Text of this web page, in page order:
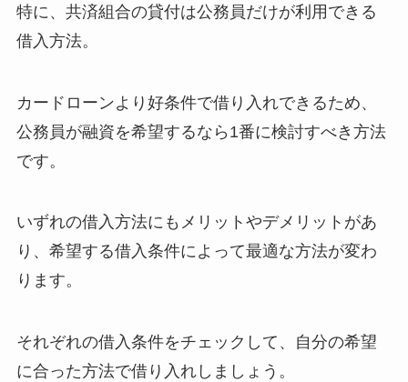
特に、共済組合の貸付は公務員だけが利用できる
借入方法。
カードローンより好条件で借り入れできるため、
公務員が融資を希望するなら1番に検討すべき方法
です。
いずれの借入方法にもメリットやデメリットがあ
り、希望する借入条件によって最適な方法が変わ
ります。
それぞれの借入条件をチェックして、自分の希望
に合った方法で借り入れしましょう。